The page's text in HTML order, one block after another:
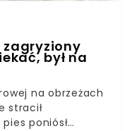
zagryziony
był na
na obrzeżach
stracił
poniósł